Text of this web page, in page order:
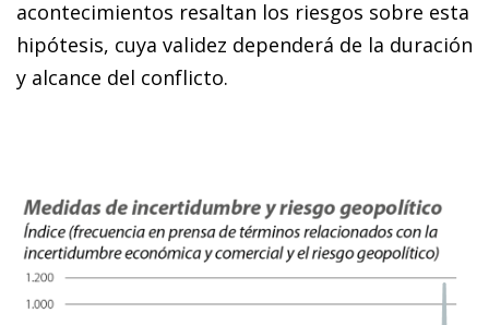
acontecimientos resaltan los riesgos sobre esta
hipótesis, cuya validez dependerá de la duración
y alcance del conflicto.